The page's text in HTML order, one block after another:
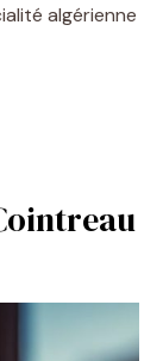
algérienne